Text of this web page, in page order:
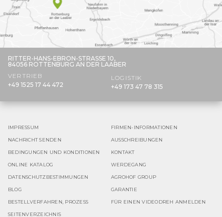
RITTER-HANS-EBRON-STRASSE 10,
84056 ROTTENBURG AN DER LAABER
VERTRIEB
+49 1525 17 44 472
LOGISTIK
+49 173 47 78 315
IMPRESSUM FIRMEN-INFORMATIONEN
NACHRICHT SENDEN AUSSCHREIBUNGEN
BEDINGUNGEN UND KONDITIONEN KONTAKT
ONLINE KATALOG WERDEGANG
DATENSCHUTZBESTIMMUNGEN AGROHOF GROUP
BLOG GARANTIE
BESTELLVERFAHREN, PROZESS FÜR EINEN VIDEODREH ANMELDEN
SEITENVERZEICHNIS